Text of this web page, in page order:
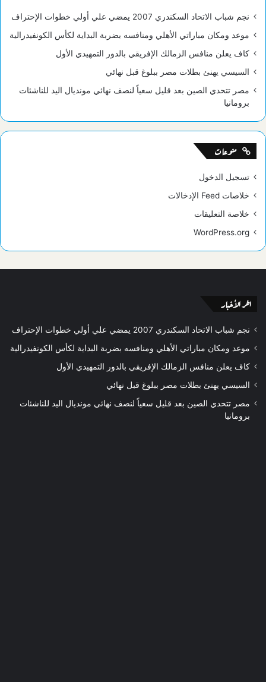
نجم شباب الاتحاد السكندري 2007 يمضي علي أولي خطوات الإحتراف
موعد ومكان مباراتي الأهلي ومنافسه بضربة البداية لكأس الكونفيدرالية
كاف يعلن منافس الزمالك الإفريقي بالدور التمهيدي الأول
السيسي يهنئ بطلات مصر ببلوغ قبل نهائي
مصر تتحدي الصين بعد قليل سعياً لنصف نهائي مونديال اليد للناشئات
برومانيا
منوعات
تسجيل الدخول
خلاصات Feed الإدخالات
خلاصة التعليقات
WordPress.org
اخر الأخبار
نجم شباب الاتحاد السكندري 2007 يمضي علي أولي خطوات الإحتراف
موعد ومكان مباراتي الأهلي ومنافسه بضربة البداية لكأس الكونفيدرالية
كاف يعلن منافس الزمالك الإفريقي بالدور التمهيدي الأول
السيسي يهنئ بطلات مصر ببلوغ قبل نهائي
مصر تتحدي الصين بعد قليل سعياً لنصف نهائي مونديال اليد للناشئات
برومانيا